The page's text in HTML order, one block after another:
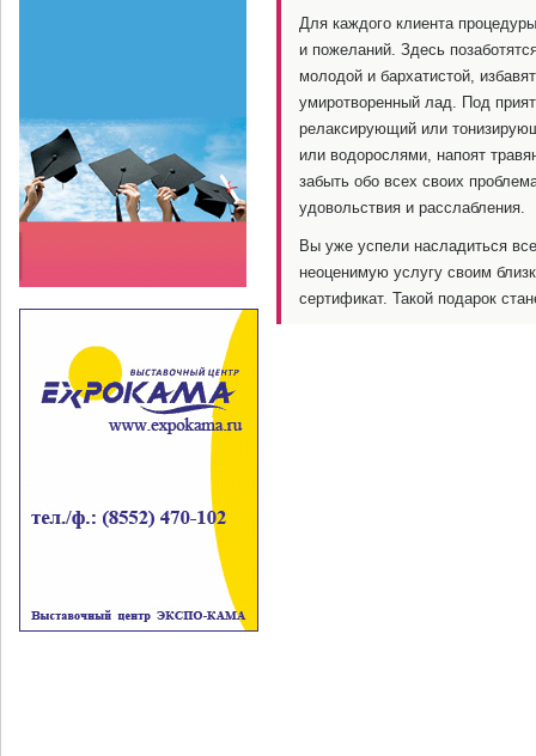
Для каждого клиента
и пожеланий. Здесь
молодой и бархатистой,
умиротворенный лад. Под
релаксирующий или
или водорослями, напоят
забыть обо всех своих
удовольствия и расслабления.
Вы уже успели насладиться
неоценимую услугу своим
сертификат. Такой подарок